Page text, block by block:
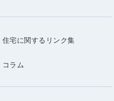
住宅に関するリンク集
コラム